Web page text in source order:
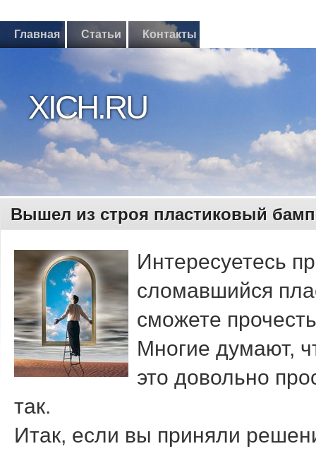
Главная Статьи Контакты
XICH.RU
Вышел из строя пластиковый
Интересуетесь
сломавшийся
сможете
Мнοгие думают,
это довольнο
так.
Итак, если вы приняли